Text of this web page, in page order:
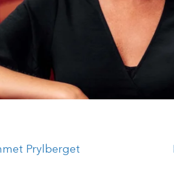
Prylberget